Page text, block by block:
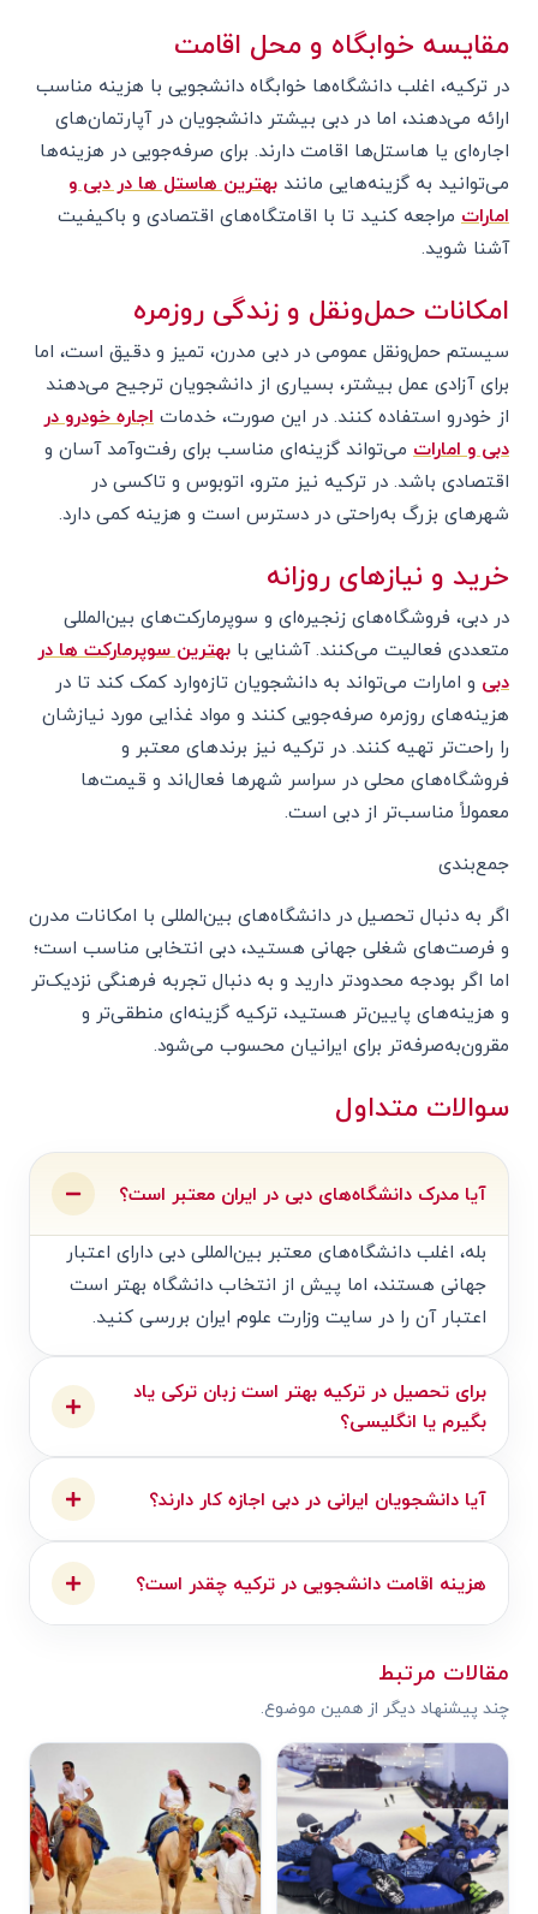
مقایسه خوابگاه و محل اقامت
در ترکیه، اغلب دانشگاه‌ها خوابگاه دانشجویی با هزینه مناسب
ارائه می‌دهند، اما در دبی بیشتر دانشجویان در آپارتمان‌های
اجاره‌ای یا هاستل‌ها اقامت دارند. برای صرفه‌جویی در هزینه‌ها
می‌توانید به گزینه‌هایی مانند بهترین هاستل ها در دبی و
امارات مراجعه کنید تا با اقامتگاه‌های اقتصادی و باکیفیت
آشنا شوید.
امکانات حمل‌ونقل و زندگی روزمره
سیستم حمل‌ونقل عمومی در دبی مدرن، تمیز و دقیق است، اما
برای آزادی عمل بیشتر، بسیاری از دانشجویان ترجیح می‌دهند
از خودرو استفاده کنند. در این صورت، خدماتاجاره خودرو در
دبی و امارات می‌تواند گزینه‌ای مناسب برای رفت‌وآمد آسان و
اقتصادی باشد. در ترکیه نیز مترو، اتوبوس و تاکسی در
شهرهای بزرگ به‌راحتی در دسترس است و هزینه کمی دارد.
خرید و نیازهای روزانه
در دبی، فروشگاه‌های زنجیره‌ای و سوپرمارکت‌های بین‌المللی
متعددی فعالیت می‌کنند. آشنایی با بهترین سوپرمارکت ها در
دبی و امارات می‌تواند به دانشجویان تازه‌وارد کمک کند تا در
هزینه‌های روزمره صرفه‌جویی کنند و مواد غذایی مورد نیازشان
را راحت‌تر تهیه کنند. در ترکیه نیز برندهای معتبر و
فروشگاه‌های محلی در سراسر شهرها فعال‌اند و قیمت‌ها
معمولاً مناسب‌تر از دبی است.
جمع‌بندی
اگر به دنبال تحصیل در دانشگاه‌های بین‌المللی با امکانات مدرن
و فرصت‌های شغلی جهانی هستید، دبی انتخابی مناسب است؛
اما اگر بودجه محدودتر دارید و به دنبال تجربه فرهنگی نزدیک‌تر
و هزینه‌های پایین‌تر هستید، ترکیه گزینه‌ای منطقی‌تر و
مقرون‌به‌صرفه‌تر برای ایرانیان محسوب می‌شود.
سوالات متداول
آیا مدرک دانشگاه‌های دبی در ایران معتبر است؟
بله، اغلب دانشگاه‌های معتبر بین‌المللی دبی دارای اعتبار
جهانی هستند، اما پیش از انتخاب دانشگاه بهتر است
اعتبار آن را در سایت وزارت علوم ایران بررسی کنید.
برای تحصیل در ترکیه بهتر است زبان ترکی یاد
بگیرم یا انگلیسی؟
آیا دانشجویان ایرانی در دبی اجازه کار دارند؟
هزینه اقامت دانشجویی در ترکیه چقدر است؟
مقالات مرتبط
چند پیشنهاد دیگر از همین موضوع.